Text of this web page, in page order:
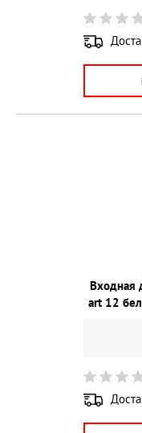
Входная
art 12